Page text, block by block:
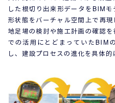
した根切り出来形データをBIM
形状態をバーチャル空間上で再現
地足場の検討や施工計画の確認
での活用にとどまっていたBIM
し、建設プロセスの進化を具体的